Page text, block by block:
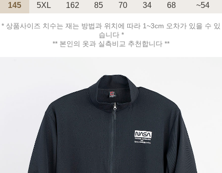
페이코 ID로 페
PAYCO 바로구매
145
5XL 162 85 70 34 68 ~54
* 상품사이즈 치수는 재는 방법과 위치에 따라 1~3cm 오차가 있을 수 있
습니다 *
** 본인의 옷과 실측비교 추천합니다 **